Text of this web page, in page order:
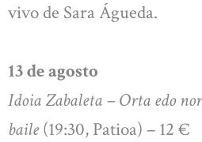
vivo de Sara Águeda.
13 de agosto
Idoia Zabaleta – Orta edo
baile(19:30, Patioa) – 12 €